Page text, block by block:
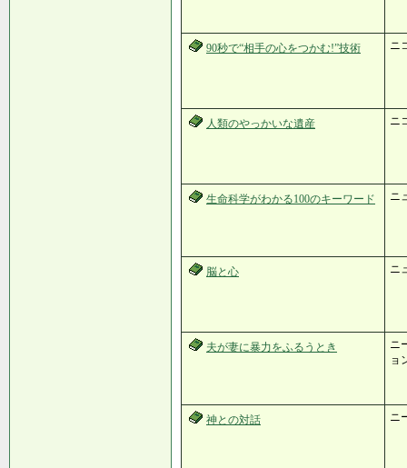
90秒で“相手の心をつかむ!”技術 ニ
人類のやっかいな遺産 ニ
生命科学がわかる100のキーワード ニ
脳と心 ニ
夫が妻に暴力をふるうとき
ニ
ョ
神との対話 ニ